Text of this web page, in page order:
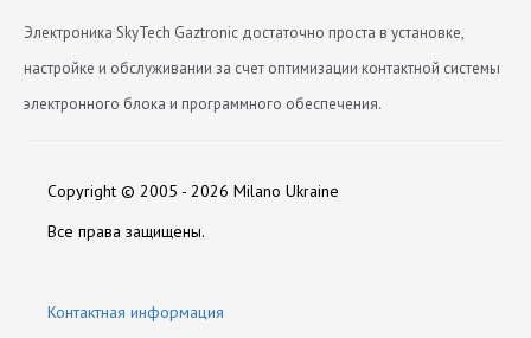
Электроника SkyTech Gaztronic достаточно проста в установке,
настройке и обслуживании за счет оптимизации контактной системы
электронного блока и программного обеспечения.
Подогрев газовых форсунок
нет
Оставить отзыв
Copyright © 2005 - 2026 Milano Ukraine
Все права защищены.
Контактная информация